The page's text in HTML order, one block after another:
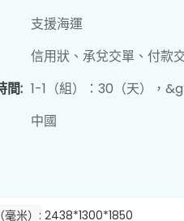
支援海運
信用狀、承兌交單、付款
間: 1-1（組）：30（天），
中國
米） 2438*1300*1850